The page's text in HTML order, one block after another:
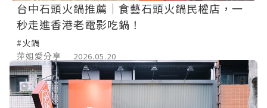
台中石頭火鍋推薦｜食藝石頭火鍋民權店，一
秒走進香港老電影吃鍋！
#火鍋
萍姐愛分享
2026.05.20